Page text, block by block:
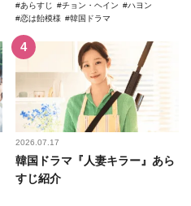
あらすじ チョン・ヘイン
ハヨン
恋は飴模様
韓国ドラマ
2026.07.17
韓国ドラマ『人妻キラー』あら
すじ紹介